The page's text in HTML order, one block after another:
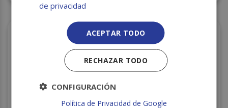
de privacidad
ACEPTAR TODO
RECHAZAR TODO
CONFIGURACIÓN
Política de Privacidad de Google